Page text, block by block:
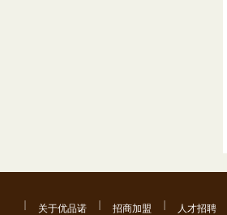
关于优品诺 招商加盟 人才招聘